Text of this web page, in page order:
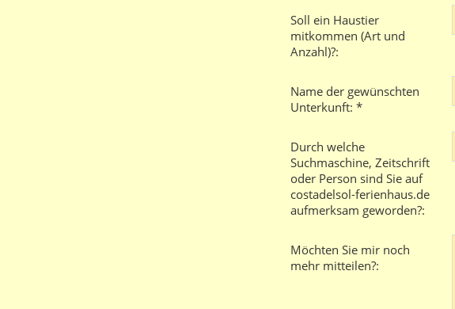
Soll ein Haustier
mitkommen (Art und
Anzahl)?:
Name der gewünschten
Unterkunft: *
Durch welche
Suchmaschine, Zeitschrift
oder Person sind Sie auf
costadelsol-ferienhaus.de
aufmerksam geworden?:
Möchten Sie mir noch
mehr mitteilen?: